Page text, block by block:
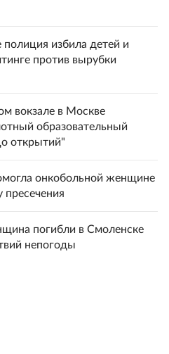
избила детей и
против вырубки
вокзале в Москве
образовательный
открытий"
онкобольной женщине
пресечения
погибли в Смоленске
непогоды